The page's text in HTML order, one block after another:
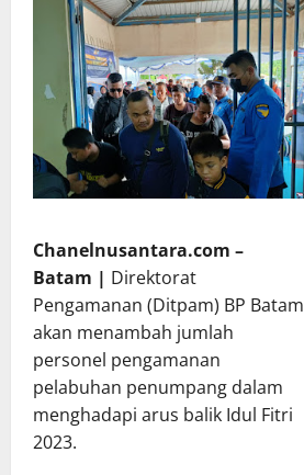
Chanelnusantara.com –
Batam | Direktorat
Pengamanan (Ditpam) BP Batam
akan menambah jumlah
personel pengamanan
pelabuhan penumpang dalam
menghadapi arus balik Idul Fitri
2023.